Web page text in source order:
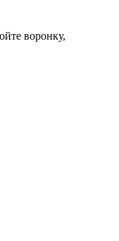
воронку,